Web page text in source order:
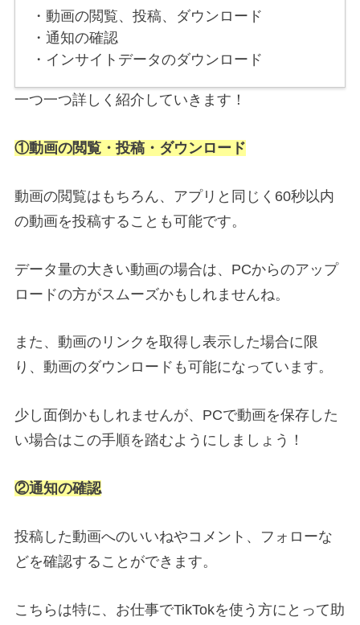
・動画の閲覧、投稿、ダウンロード
・通知の確認
・インサイトデータのダウンロード
一つ一つ詳しく紹介していきます！
①動画の閲覧・投稿・ダウンロード
動画の閲覧はもちろん、アプリと同じく60秒以内
の動画を投稿することも可能です。
データ量の大きい動画の場合は、PCからのアップ
ロードの方がスムーズかもしれませんね。
また、動画のリンクを取得し表示した場合に限
り、動画のダウンロードも可能になっています。
少し面倒かもしれませんが、PCで動画を保存した
い場合はこの手順を踏むようにしましょう！
②通知の確認
投稿した動画へのいいねやコメント、フォローな
どを確認することができます。
こちらは特に、お仕事でTikTokを使う方にとって助